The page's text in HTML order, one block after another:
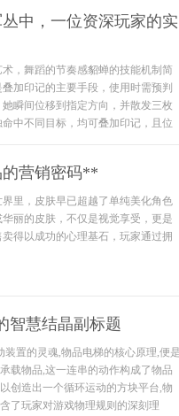
中，一位资深玩家的实
，舞蹈的节奏感貂蝉的技能机制简
加印记的主要手段，使用时需预判
瞬间位移到指定方向，并散发三枚
中不同目标，均可叠加印记，且位
营销密码**
里，皮肤早已超越了单纯美化角色
丽的皮肤，不仅是视觉享受，更是
得以成功的心理基石，玩家通过拥
智慧结晶副标题
置的灵魂,物品电梯的核心原理,便是
载物品,这一连串的动作构成了物品
创造出一个循环运动的方块平台,物
了玩家对游戏物理规则的深刻理